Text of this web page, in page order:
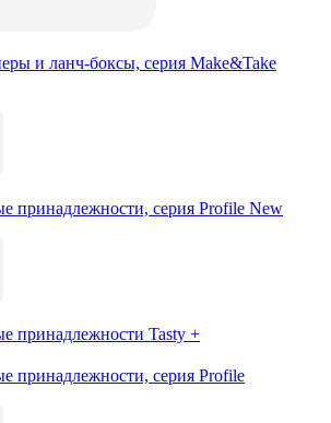
и ланч-боксы, серия Make&Take
принадлежности, серия Profile New
принадлежности Tasty +
принадлежности, серия Profile